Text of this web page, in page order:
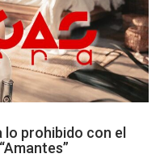
prohibido con el